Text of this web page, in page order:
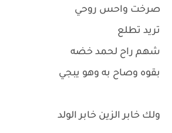
صرخت واحس روحي
تريد تطلع
شهم راح لحمد خضه
بقوه وصاح به وهو يبجي
ولك خابر الزين خابر الولد